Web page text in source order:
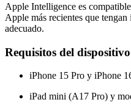
Apple Intelligence es
Apple más recientes que
adecuado.
Requisitos del dispositivo
iPhone 15 Pro y iPhone
iPad mini (A17 Pro) y